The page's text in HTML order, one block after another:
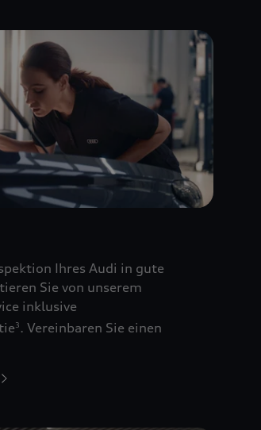
Ihres Audi in gute
Sie von unserem
inklusive
3. Vereinbaren Sie einen